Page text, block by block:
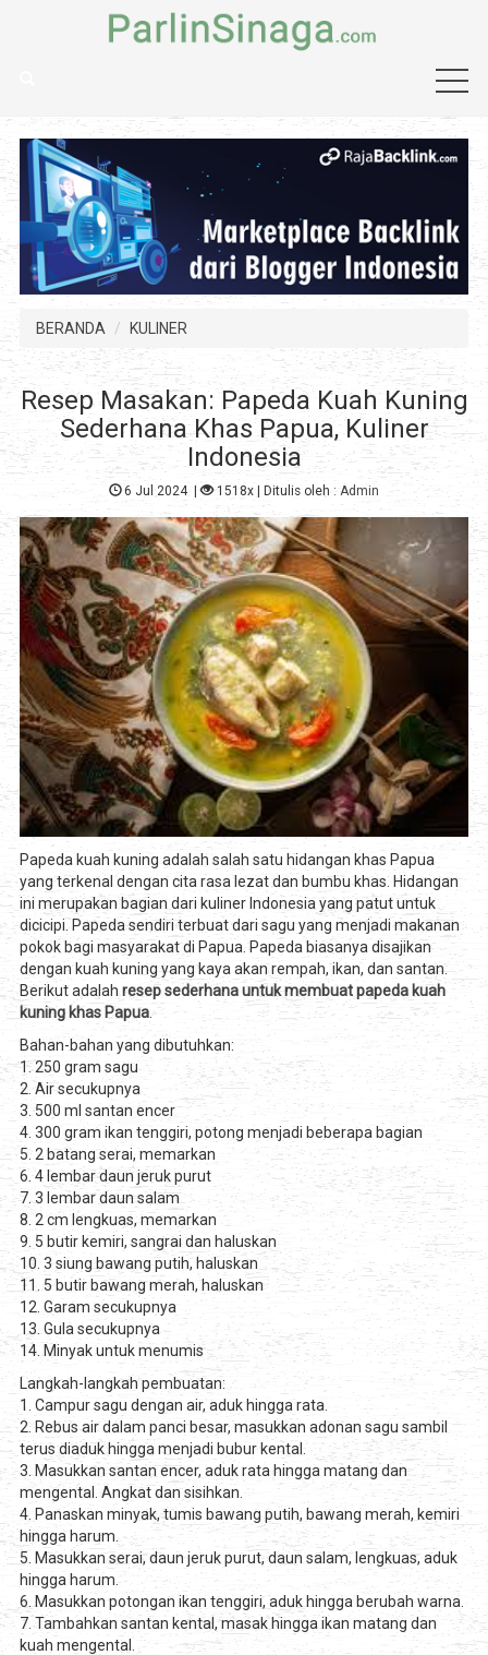
BERANDA KULINER
Resep Masakan: Papeda Kuah Kuning
Sederhana Khas Papua, Kuliner
Indonesia
6 Jul 2024| 1518x | Ditulis oleh :Admin
Papeda kuah kuning adalah salah satu hidangan khas Papua
yang terkenal dengan cita rasa lezat dan bumbu khas. Hidangan
ini merupakan bagian dari kuliner Indonesia yang patut untuk
dicicipi. Papeda sendiri terbuat dari sagu yang menjadi makanan
pokok bagi masyarakat di Papua. Papeda biasanya disajikan
dengan kuah kuning yang kaya akan rempah, ikan, dan santan.
Berikut adalahresep sederhana untuk membuat papeda kuah
kuning khas Papua.
Bahan-bahan yang dibutuhkan:
1. 250 gram sagu
2. Air secukupnya
3. 500 ml santan encer
4. 300 gram ikan tenggiri, potong menjadi beberapa bagian
5. 2 batang serai, memarkan
6. 4 lembar daun jeruk purut
7. 3 lembar daun salam
8. 2 cm lengkuas, memarkan
9. 5 butir kemiri, sangrai dan haluskan
10. 3 siung bawang putih, haluskan
11. 5 butir bawang merah, haluskan
12. Garam secukupnya
13. Gula secukupnya
14. Minyak untuk menumis
Langkah-langkah pembuatan:
1. Campur sagu dengan air, aduk hingga rata.
2. Rebus air dalam panci besar, masukkan adonan sagu sambil
terus diaduk hingga menjadi bubur kental.
3. Masukkan santan encer, aduk rata hingga matang dan
mengental. Angkat dan sisihkan.
4. Panaskan minyak, tumis bawang putih, bawang merah, kemiri
hingga harum.
5. Masukkan serai, daun jeruk purut, daun salam, lengkuas, aduk
hingga harum.
6. Masukkan potongan ikan tenggiri, aduk hingga berubah warna.
7. Tambahkan santan kental, masak hingga ikan matang dan
kuah mengental.